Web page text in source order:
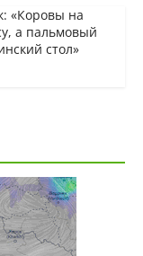
«Коровы на
а пальмовый
стол»